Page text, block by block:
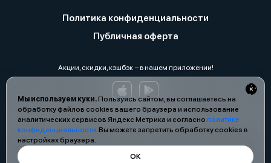
Мы используем куки.Пользуясь сайтом, вы соглашаетесь на
обработку файлов cookies вашего браузера и использование
аналитических сервисов Яндекс Метрика и согласно политике
конфиденциальности. Вы можете запретить обработку cookies в
настройках браузера.
ОК
Политика конфиденциальности
Публичная оферта
Акции, скидки, кэшбэк − в нашем приложении!